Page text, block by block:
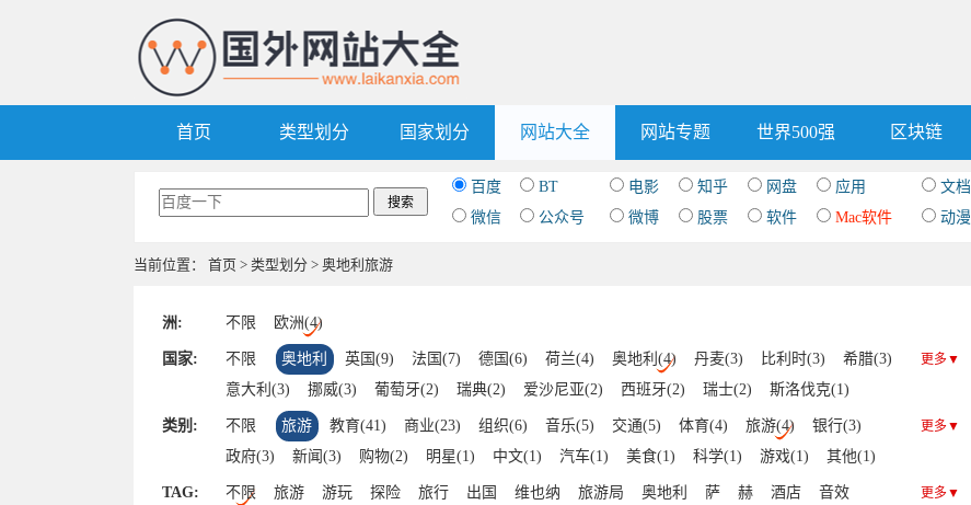
首页 类型划分 国家划分 网站大全 网站专题 世界500强 区块链
百度 BT 电影 知乎 网盘 应用 文档
微信
公众号 微博 股票 软件 Mac软件 动漫
当前位置： 首页 > 类型划分 > 奥地利旅游
洲: 不限 欧洲(4)
国家: 不限 奥地利 英国(9) 法国(7) 德国(6) 荷兰(4) 奥地利(4) 丹麦(3) 比利时(3)
希腊(3)
意大利(3)
挪威(3) 葡萄牙(2) 瑞典(2) 爱沙尼亚(2) 西班牙(2) 瑞士(2)
斯洛伐克(1)
匈牙利(1)
塞浦路斯(1) 克罗地亚(1) 黑山(1) 立陶宛(1) 罗马尼亚(1)
拉脱维亚(1)
梵蒂冈(1)
摩纳哥(1) 冰岛(1) 俄罗斯(1) 卢森堡(1) 芬兰(1) 捷克(1)
阿尔巴尼亚(1)
安道尔(1)
爱尔兰(1) 保加利亚(1) 白俄罗斯(1) 法罗群岛(1)
更多▼
类别: 不限 旅游 教育(41) 商业(23) 组织(6) 音乐(5) 交通(5) 体育(4) 旅游(4)
银行(3)
政府(3)
新闻(3) 购物(2) 明星(1) 中文(1) 汽车(1) 美食(1) 科学(1) 游戏(1)
其他(1)
杂志(1)
更多▼
TAG: 不限 旅游 游玩 探险 旅行 出国 维也纳 旅游局 奥地利 萨 赫 酒店
音效
更多▼